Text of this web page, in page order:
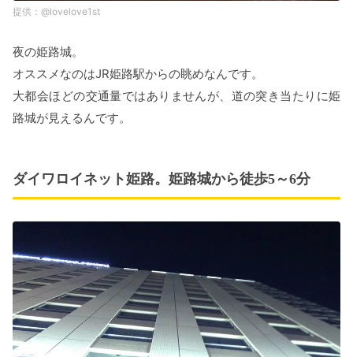
@lovelove1st
夜の姫路城。
オススメなのはJR姫路駅からの眺めなんです。
大都会ほどの交通量ではありませんが、道の突き当たりに姫
路城が見えるんです。
ダイワロイネット姫路。姫路城から徒歩5～6分